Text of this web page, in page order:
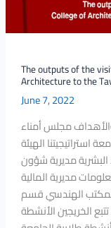
The outputs of the
Architecture to the
June 7, 2022
والأهداف مجلس أمناء
الهيئة
البشرية مديرية شؤون
مديرية المالية
المكتب الهندسي قسم
الخريجين الأنشطة
Architecture
to
the
Tawaffra
neighbourhood
of
Hama”